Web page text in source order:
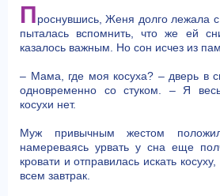
Проснувшись, Женя долго лежала
пыталась вспомнить, что же ей
казалось важным. Но сон исчез из
– Мама, где моя косуха? – дверь в
одновременно со стуком. – Я
косухи нет.
Муж привычным жестом
намереваясь урвать у сна еще
кровати и отправилась искать
всем завтрак.